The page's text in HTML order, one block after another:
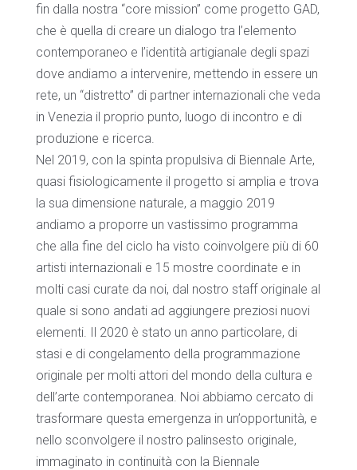
fin dalla nostra “core mission” come progetto GAD,
che è quella di creare un dialogo tra l’elemento
contemporaneo e l’identità artigianale degli spazi
dove andiamo a intervenire, mettendo in essere un
rete, un “distretto” di partner internazionali che veda
in Venezia il proprio punto, luogo di incontro e di
produzione e ricerca.
Nel 2019, con la spinta propulsiva di Biennale Arte,
quasi fisiologicamente il progetto si amplia e trova
la sua dimensione naturale, a maggio 2019
andiamo a proporre un vastissimo programma
che alla fine del ciclo ha visto coinvolgere più di 60
artisti internazionali e 15 mostre coordinate e in
molti casi curate da noi, dal nostro staff originale al
quale si sono andati ad aggiungere preziosi nuovi
elementi. Il 2020 è stato un anno particolare, di
stasi e di congelamento della programmazione
originale per molti attori del mondo della cultura e
dell’arte contemporanea. Noi abbiamo cercato di
trasformare questa emergenza in un’opportunità, e
nello sconvolgere il nostro palinsesto originale,
immaginato in continuità con la Biennale